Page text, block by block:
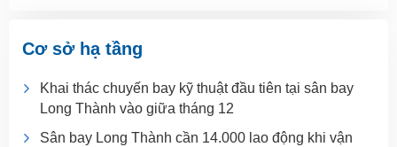
Cơ sở hạ tầng
Khai thác chuyến bay kỹ thuật đầu tiên tại sân bay
Long Thành vào giữa tháng 12
Sân bay Long Thành cần 14.000 lao động khi vận